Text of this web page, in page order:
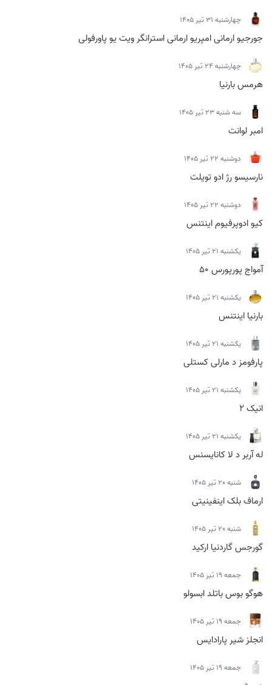
چهارشنبه 31 تیر 1405
جورجیو ارمانی امپریو ارمانی استرانگر ویت یو پاورفولی
چهارشنبه 24 تیر 1405
هرمس بارنیا
سه شنبه 23 تیر 1405
امبر لوانت
دوشنبه 22 تیر 1405
نارسیسو رژ ادو تویلت
دوشنبه 22 تیر 1405
کیو ادوپرفیوم اینتنس
يكشنبه 21 تیر 1405
آمواج پورپورس 50
يكشنبه 21 تیر 1405
بارنیا اینتنس
يكشنبه 21 تیر 1405
پارفومز د مارلی کستلی
يكشنبه 21 تیر 1405
انیک 2
يكشنبه 21 تیر 1405
له آربر د لا کانایسنس
شنبه 20 تیر 1405
ارماف بلک اینفینیتی
شنبه 20 تیر 1405
گورجس گاردنیا ارکید
جمعه 19 تیر 1405
هوگو بوس باتلد ابسولو
جمعه 19 تیر 1405
انجلز شیر پارادایس
جمعه 19 تیر 1405